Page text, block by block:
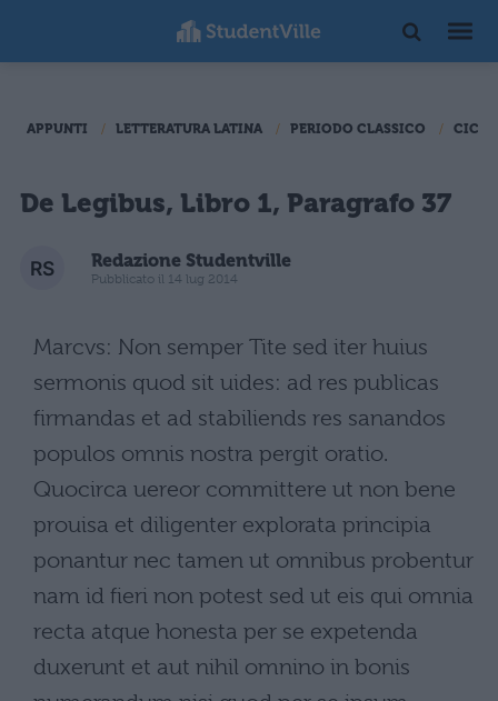
APPUNTI LETTERATURA LATINA PERIODO CLASSICO
De Legibus, Libro 1, Paragrafo 37
Redazione Studentville
Pubblicato il 14 lug 2014
Marcvs: Non semper Tite sed iter huius
sermonis quod sit uides: ad res publicas
firmandas et ad stabiliends res sanandos
populos omnis nostra pergit oratio.
Quocirca uereor committere ut non bene
prouisa et diligenter explorata principia
ponantur nec tamen ut omnibus probentur
nam id fieri non potest sed ut eis qui omnia
recta atque honesta per se expetenda
duxerunt et aut nihil omnino in bonis